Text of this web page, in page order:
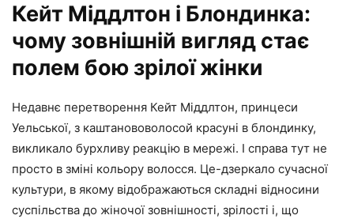
Кейт Міддлтон і Блондинка:
чому зовнішній вигляд стає
полем бою зрілої жінки
Недавнє перетворення Кейт Міддлтон, принцеси
Уельської, з каштанововолосой красуні в блондинку,
викликало бурхливу реакцію в мережі. І справа тут не
просто в зміні кольору волосся. Це-дзеркало сучасної
культури, в якому відображаються складні відносини
суспільства до жіночої зовнішності, зрілості і, що